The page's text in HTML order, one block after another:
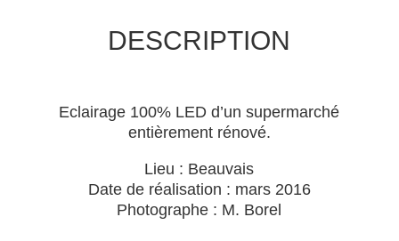
DESCRIPTION
Eclairage 100% LED d’un supermarché
entièrement rénové.
Lieu : Beauvais
Date de réalisation : mars 2016
Photographe : M. Borel